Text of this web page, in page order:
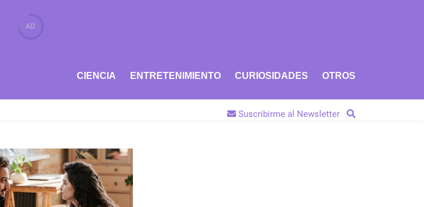
CIENCIA ENTRETENIMIENTO CURIOSIDADES OTROS
Suscribirme al Newsletter